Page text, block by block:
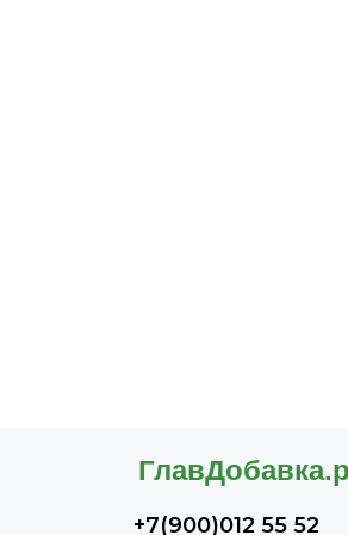
+7(900)012 55 52